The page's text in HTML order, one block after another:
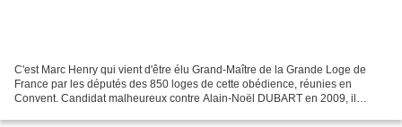
C'est Marc Henry qui vient d'être élu Grand-Maître de la Grande Loge de
France par les députés des 850 loges de cette obédience, réunies en
Convent. Candidat malheureux contre Alain-Noël DUBART en 2009, il